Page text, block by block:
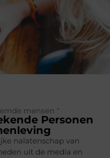
mensen "
Personen
nalatenschap van
uit de media en